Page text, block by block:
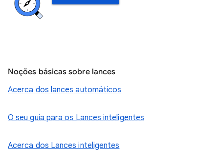
Noções básicas sobre lances
Acerca dos lances automáticos
O seu guia para os Lances inteligentes
Acerca dos Lances inteligentes